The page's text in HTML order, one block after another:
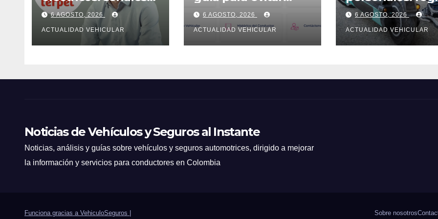
para Colombia
6 AGOSTO, 2026
ACTUALIDAD VEHICULAR
multa
6 AGOSTO, 2026
ACTUALIDAD VEHICULAR
en Colombia
6 AGOSTO, 2026
ACTUALIDAD VEHICULAR
Noticias de Vehículos y Seguros al Instante
Noticias, análisis y guías sobre vehículos y seguros automotrices, dirigido a mejorar
la información y servicios para conductores en Colombia
Funciona gracias a VehiculoSeguros Sobre nosotros